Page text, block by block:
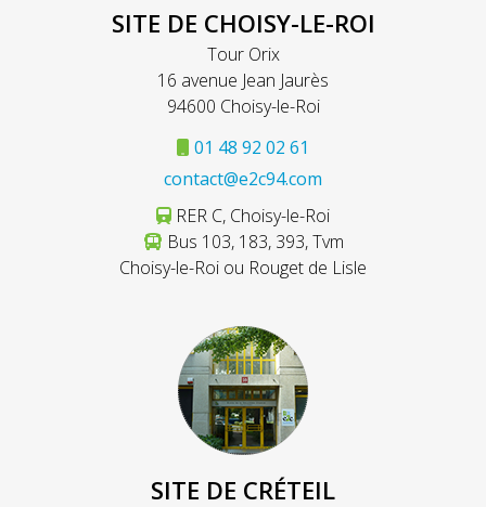
SITE DE CHOISY-LE-ROI
Tour Orix
16 avenue Jean Jaurès
94600 Choisy-le-Roi
01 48 92 02 61
contact@e2c94.com
RER C, Choisy-le-Roi
Bus 103, 183, 393, Tvm
Choisy-le-Roi ou Rouget de Lisle
SITE DE CRÉTEIL